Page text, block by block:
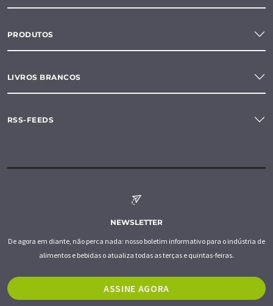
PRODUTOS
LIVROS BRANCOS
RSS-FEEDS
NEWSLETTER
De agora em diante, não perca nada: nosso boletim informativo para o indústria de
alimentos e bebidas o atualiza todas as terças e quintas-feiras.
ASSINE AGORA